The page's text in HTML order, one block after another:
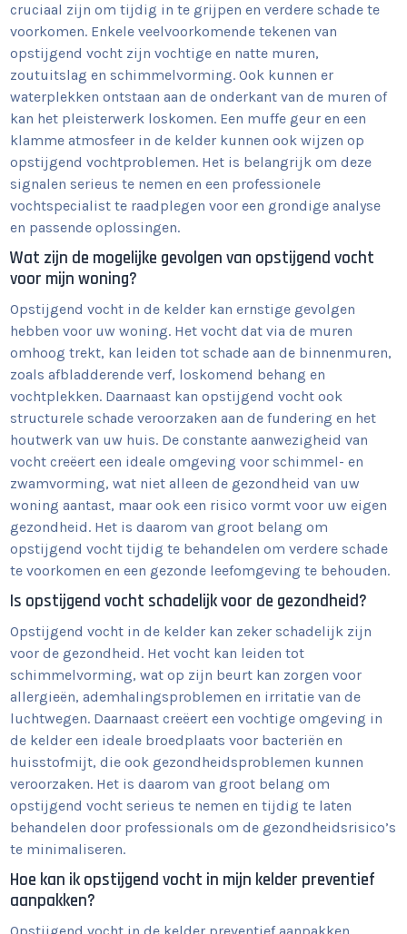
cruciaal zijn om tijdig in te grijpen en verdere schade te
voorkomen. Enkele veelvoorkomende tekenen van
opstijgend vocht zijn vochtige en natte muren,
zoutuitslag en schimmelvorming. Ook kunnen er
waterplekken ontstaan aan de onderkant van de muren of
kan het pleisterwerk loskomen. Een muffe geur en een
klamme atmosfeer in de kelder kunnen ook wijzen op
opstijgend vochtproblemen. Het is belangrijk om deze
signalen serieus te nemen en een professionele
vochtspecialist te raadplegen voor een grondige analyse
en passende oplossingen.
Wat zijn de mogelijke gevolgen van opstijgend vocht
voor mijn woning?
Opstijgend vocht in de kelder kan ernstige gevolgen
hebben voor uw woning. Het vocht dat via de muren
omhoog trekt, kan leiden tot schade aan de binnenmuren,
zoals afbladderende verf, loskomend behang en
vochtplekken. Daarnaast kan opstijgend vocht ook
structurele schade veroorzaken aan de fundering en het
houtwerk van uw huis. De constante aanwezigheid van
vocht creëert een ideale omgeving voor schimmel- en
zwamvorming, wat niet alleen de gezondheid van uw
woning aantast, maar ook een risico vormt voor uw eigen
gezondheid. Het is daarom van groot belang om
opstijgend vocht tijdig te behandelen om verdere schade
te voorkomen en een gezonde leefomgeving te behouden.
Is opstijgend vocht schadelijk voor de gezondheid?
Opstijgend vocht in de kelder kan zeker schadelijk zijn
voor de gezondheid. Het vocht kan leiden tot
schimmelvorming, wat op zijn beurt kan zorgen voor
allergieën, ademhalingsproblemen en irritatie van de
luchtwegen. Daarnaast creëert een vochtige omgeving in
de kelder een ideale broedplaats voor bacteriën en
huisstofmijt, die ook gezondheidsproblemen kunnen
veroorzaken. Het is daarom van groot belang om
opstijgend vocht serieus te nemen en tijdig te laten
behandelen door professionals om de gezondheidsrisico’s
te minimaliseren.
Hoe kan ik opstijgend vocht in mijn kelder preventief
aanpakken?